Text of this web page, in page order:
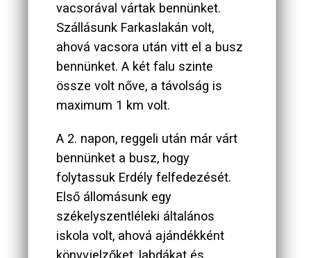
vacsorával vártak bennünket.
Szállásunk Farkaslakán volt,
ahová vacsora után vitt el a busz
bennünket. A két falu szinte
össze volt nőve, a távolság is
maximum 1 km volt.
A 2. napon, reggeli után már várt
bennünket a busz, hogy
folytassuk Erdély felfedezését.
Első állomásunk egy
székelyszentléleki általános
iskola volt, ahová ajándékként
könyvjelzőket, labdákat és